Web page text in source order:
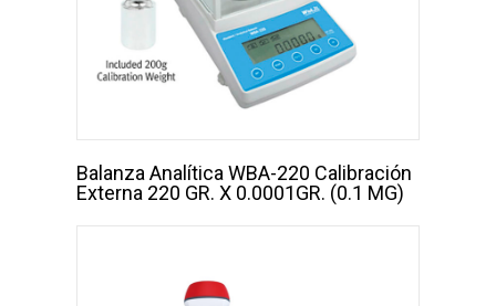
Balanza Analítica WBA-220 Calibración
Externa 220 GR. X 0.0001GR. (0.1 MG)